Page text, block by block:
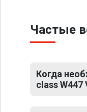
Частые
Когда
class W447